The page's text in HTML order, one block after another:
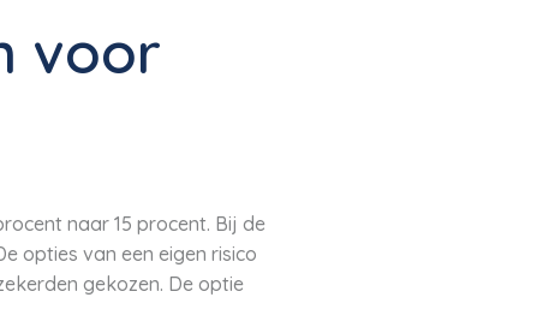
voor
naar 15 procent. Bij de
opties van een eigen risico
gekozen. De optie